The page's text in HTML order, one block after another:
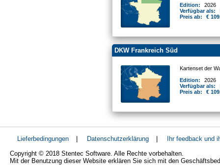
Edition:
2026
Verfügbar als:
Preis ab:
€
DKW Frankreich Süd
Kartenset der
Edition:
2026
Verfügbar als:
Preis ab:
€
Lieferbedingungen | Datenschutzerklärung |
Ihr feedback und
Copyright © 2018 Stentec Software. Alle Rechte vorbehalten.
Mit der Benutzung dieser Website erklären Sie sich mit den